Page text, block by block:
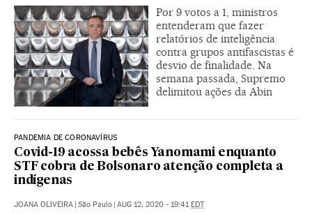
Por 9 votos a 1, ministros
entenderam que fazer
relatórios de inteligência
contra grupos antifascistas é
desvio de finalidade. Na
semana passada, Supremo
delimitou ações da Abin
PANDEMIA DE CORONAVÍRUS
Covid-19 acossa bebês Yanomami enquanto
STF cobra de Bolsonaro atenção completa a
indígenas
JOANA OLIVEIRA | São Paulo | AUG 12, 2020 - 19:41EDT